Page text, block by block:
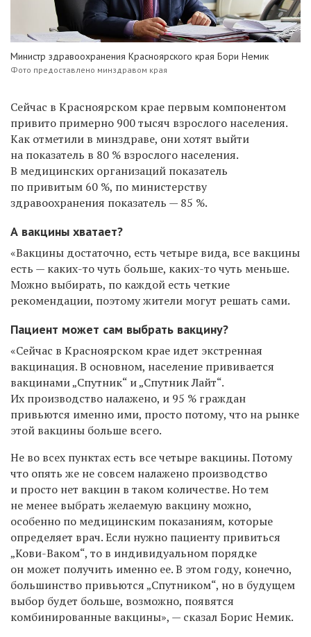
Министр здравоохранения Красноярского края Бори Немик
Фото предоставлено минздравом края
Сейчас в Красноярском крае первым компонентом
привито примерно 900 тысяч взрослого населения.
Как отметили в минздраве, они хотят выйти
на показатель в 80 % взрослого населения.
В медицинских организаций показатель
по привитым 60 %, по министерству
здравоохранения показатель — 85 %.
А вакцины хватает?
«Вакцины достаточно, есть четыре вида, все вакцины
есть — каких-то чуть больше, каких-то чуть меньше.
Можно выбирать, по каждой есть четкие
рекомендации, поэтому жители могут решать сами.
Пациент может сам выбрать вакцину?
«Сейчас в Красноярском крае идет экстренная
вакцинация. В основном, население прививается
вакцинами „Спутник“ и „Спутник Лайт“.
Их производство налажено, и 95 % граждан
привьются именно ими, просто потому, что на рынке
этой вакцины больше всего.
Не во всех пунктах есть все четыре вакцины. Потому
что опять же не совсем налажено производство
и просто нет вакцин в таком количестве. Но тем
не менее выбрать желаемую вакцину можно,
особенно по медицинским показаниям, которые
определяет врач. Если нужно пациенту привиться
„Кови-Ваком“, то в индивидуальном порядке
он может получить именно ее. В этом году, конечно,
большинство привьются „Спутником“, но в будущем
выбор будет больше, возможно, появятся
комбинированные вакцины», — сказал Борис Немик.